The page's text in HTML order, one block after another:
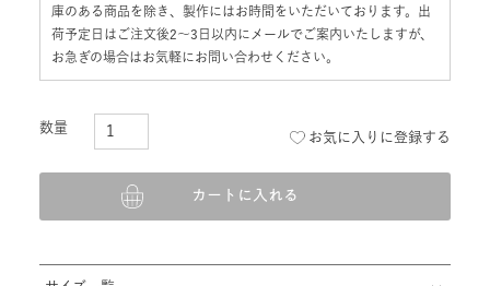
庫のある商品を除き、製作にはお時間をいただいております。出
荷予定日はご注文後2〜3日以内にメールでご案内いたしますが、
お急ぎの場合はお気軽にお問い合わせください。
お気に入りに登録する
カートに入れる